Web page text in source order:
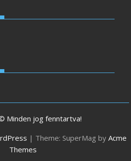
Minden jog fenntartva!
| Theme: SuperMag by Acme
Themes